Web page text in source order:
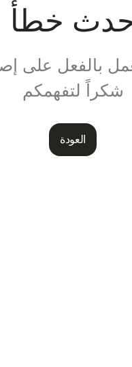
خطأ
بالفعل على
شكراً لتفهمكم
العودة